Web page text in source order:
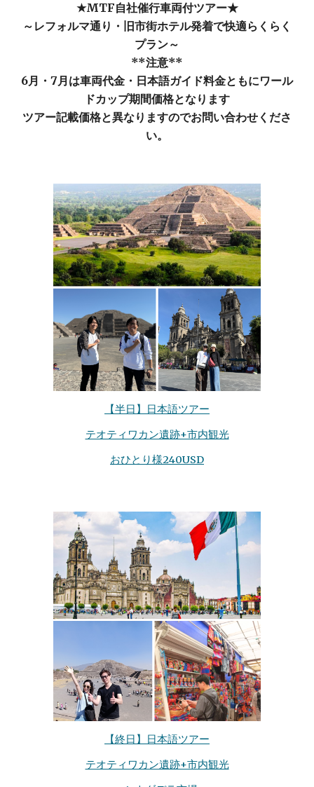
★MTF自社催行車両付ツアー★
～レフォルマ通り・旧市街ホテル発着で快適らくらく
プラン～
**注意**
6月・7月は車両代金・日本語ガイド料金ともにワール
ドカップ期間価格となります
ツアー記載価格と異なりますのでお問い合わせくださ
い。
【半日 】
日本語ツアー
テオティワカン遺跡+市内観光
おひとり様240USD
【終日】
日本語ツアー
テオティワカン遺跡+市内観光